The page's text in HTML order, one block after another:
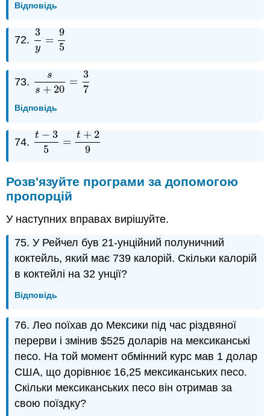
Відповідь
72.
3
y
=
9
5
3y =9 5
73.
s
s + 20
=
3
7
ss+20= 37
Відповідь
74.
t − 3
5
=
t + 2
9
t−35= t+ 29
Розв'язуйте програми за допомогою
пропорцій
У наступних вправах вирішуйте.
75. У Рейчел був 21-унційний полуничний
коктейль, який має 739 калорій. Скільки калорій
в коктейлі на 32 унції?
Відповідь
76. Лео поїхав до Мексики під час різдвяної
перерви і змінив $525 доларів на мексиканські
песо. На той момент обмінний курс мав 1 долар
США, що дорівнює 16,25 мексиканських песо.
Скільки мексиканських песо він отримав за
свою поїздку?